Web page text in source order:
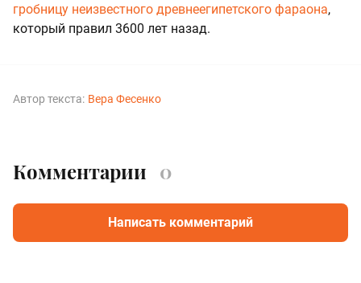
гробницу неизвестного древнеегипетского фараона,
который правил 3600 лет назад.
Автор текста: Вера Фесенко
Комментарии 0
Написать комментарий